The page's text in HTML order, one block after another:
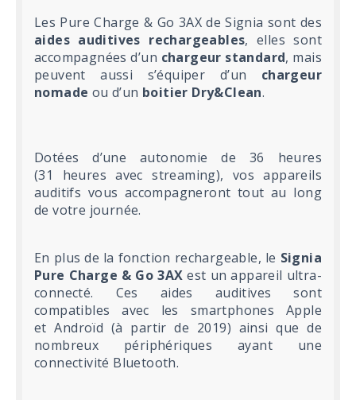
Les Pure Charge & Go 3AX de Signia sont des
aides auditives rechargeables, elles sont
accompagnées d’un chargeur standard, mais
peuvent aussi s’équiper d’un chargeur
nomade ou d’un boitier Dry&Clean.
Dotées d’une autonomie de 36 heures
(31 heures avec streaming), vos appareils
auditifs vous accompagneront tout au long
de votre journée.
En plus de la fonction rechargeable, le Signia
Pure Charge & Go 3AX est un appareil ultra-
connecté. Ces aides auditives sont
compatibles avec les smartphones Apple
et Androïd (à partir de 2019) ainsi que de
nombreux périphériques ayant une
connectivité Bluetooth.